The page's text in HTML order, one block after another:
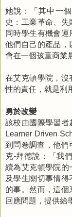
她說：「其中一
史：工業革命、失
同時學生有機會
他們自己的產品
會在一個孩童商業
在艾克頓學院，
性的責任，就是利
勇於改變
該校由國際學習者
Learner Driven
到問卷調查，他們
克-拜德說：「我
續為艾克頓學院
及學生關切事情
的事。然而，這
回應問題，提供給